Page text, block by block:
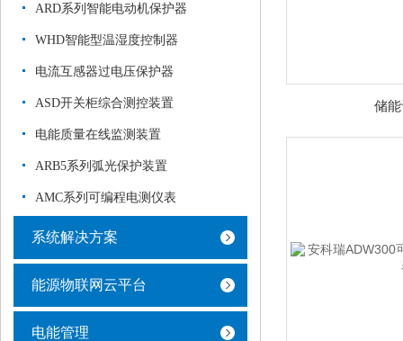
ARD系列智能电动机保护器
WHD智能型温湿度控制器
电流互感器过电压保护器
ASD开关柜综合测控装置
电能质量在线监测装置
ARB5系列弧光保护装置
AMC系列可编程电测仪表
系统解决方案
能源物联网云平台
电能管理
储